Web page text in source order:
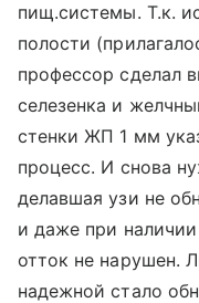
пищ.системы. Т.к.
полости
профессор сделал
селезенка и
стенки ЖП 1 мм
процесс. И снова
делавшая узи не
и даже при
отток не нарушен.
надежной стало